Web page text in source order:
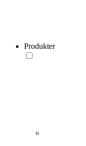
Produkter